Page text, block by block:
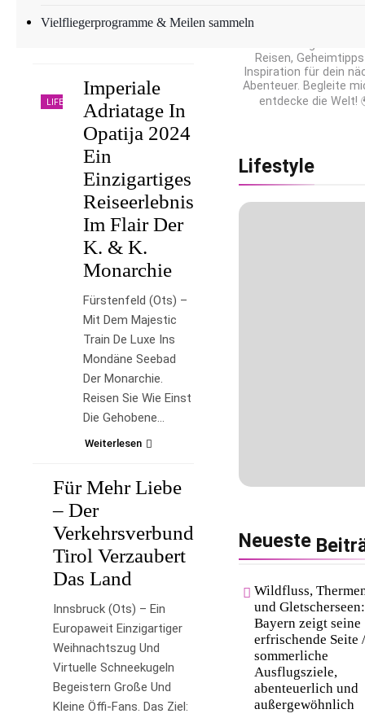
Vielfliegerprogramme & Meilen sammeln
An- Und Abreise Mit…
LIFESTYLE
Imperiale
Adriatage In
Opatija 2024
Ein
Einzigartiges
Reiseerlebnis
Im Flair Der
K. & K.
Monarchie
Fürstenfeld (ots) –
Mit Dem Majestic
Train De Luxe Ins
Mondäne Seebad
Der Monarchie.
Reisen Sie Wie Einst
Die Gehobene…
Weiterlesen
Für Mehr Liebe
– Der
Verkehrsverbund
Tirol Verzaubert
Das Land
Innsbruck (ots) – Ein
Europaweit Einzigartiger
Weihnachtszug Und
Virtuelle Schneekugeln
Begeistern Große Und
Kleine Öffi-Fans. Das Ziel:
Reisen,
Inspiration für dein
Abenteuer. Begleite
entdecke die Welt!
Lifestyle
Neueste
Wildfluss,
und Gletscherseen:
Bayern zeigt seine
erfrischende Seite
sommerliche
Ausflugsziele,
abenteuerlich und
außergewöhnlich